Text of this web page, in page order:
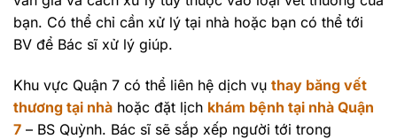
bạn. Có thể chỉ cần xử lý tại nhà hoặc bạn có thể tới
BV để Bác sĩ xử lý giúp.
Khu vực Quận 7 có thể liên hệ dịch vụ thay băng vết
thương tại nhà hoặc đặt lịch khám bệnh tại nhà Quận
7 – BS Quỳnh. Bác sĩ sẽ sắp xếp người tới trong